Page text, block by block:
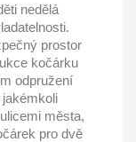
nedělá
prostor
kočárku
odpružení
jakémkoli
města,
pro dvě